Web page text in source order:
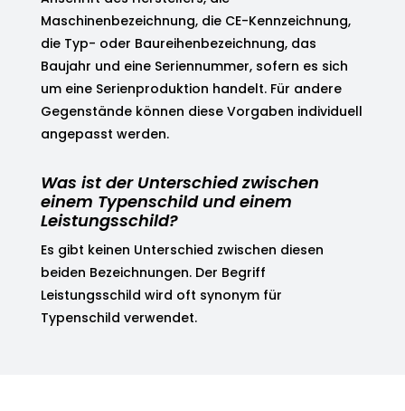
Maschinenbezeichnung, die CE-Kennzeichnung,
die Typ- oder Baureihenbezeichnung, das
Baujahr und eine Seriennummer, sofern es sich
um eine Serienproduktion handelt. Für andere
Gegenstände können diese Vorgaben individuell
angepasst werden.
Was ist der Unterschied zwischen
einem Typenschild und einem
Leistungsschild?
Es gibt keinen Unterschied zwischen diesen
beiden Bezeichnungen. Der Begriff
Leistungsschild wird oft synonym für
Typenschild verwendet.